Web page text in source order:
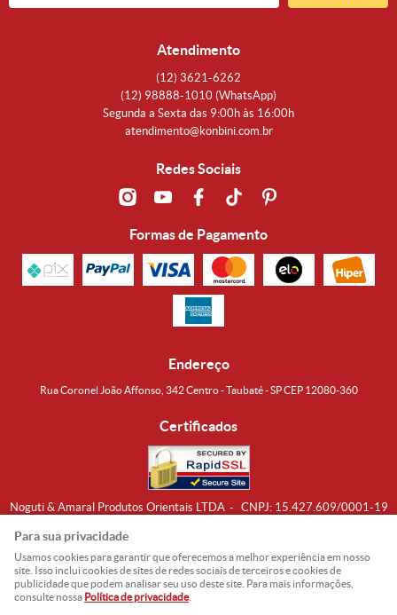
Atendimento
(12) 3621-6262
(12) 98888-1010 (WhatsApp)
Segunda a Sexta das 9:00h às 16:00h
atendimento@konbini.com.br
Redes Sociais
Formas de Pagamento
Endereço
Rua Coronel João Affonso, 342 Centro - Taubaté - SP CEP 12080-360
Certificados
Noguti & Amaral Produtos Orientais LTDA CNPJ: 15.427.609/0001-19
Para sua privacidade
Usamos cookies para garantir que oferecemos a melhor experiência em nosso
site. Isso inclui cookies de sites de redes sociais de terceiros e cookies de
publicidade que podem analisar seu uso deste site. Para mais informações,
consulte nossa Política de privacidade.